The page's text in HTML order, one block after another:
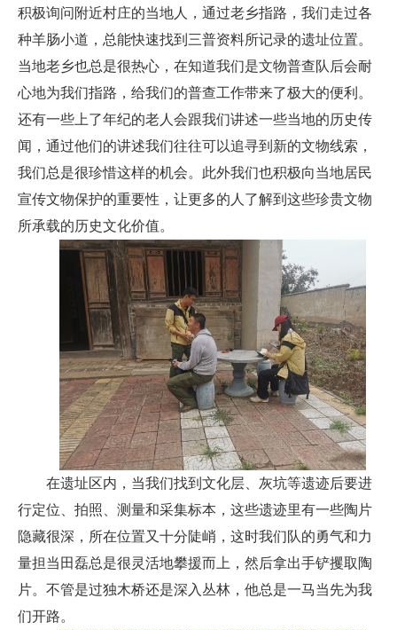
积极询问附近村庄的当地人，通过老乡指路，我们走过各
种羊肠小道，总能快速找到三普资料所记录的遗址位置。
当地老乡也总是很热心，在知道我们是文物普查队后会耐
心地为我们指路，给我们的普查工作带来了极大的便利。
还有一些上了年纪的老人会跟我们讲述一些当地的历史传
闻，通过他们的讲述我们往往可以追寻到新的文物线索，
我们总是很珍惜这样的机会。此外我们也积极向当地居民
宣传文物保护的重要性，让更多的人了解到这些珍贵文物
所承载的历史文化价值。
在遗址区内，当我们找到文化层、灰坑等遗迹后要进
行定位、拍照、测量和采集标本，这些遗迹里有一些陶片
隐藏很深，所在位置又十分陡峭，这时我们队的勇气和力
量担当田磊总是很灵活地攀援而上，然后拿出手铲攫取陶
片。不管是过独木桥还是深入丛林，他总是一马当先为我
们开路。